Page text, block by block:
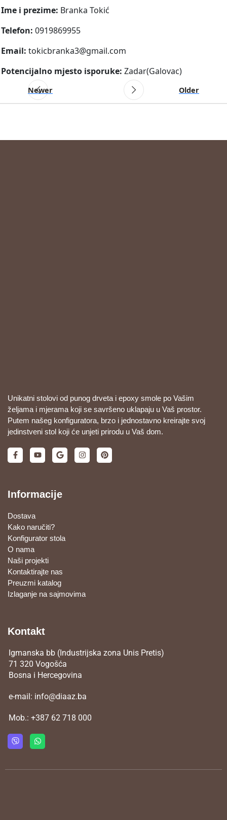
Ime i prezime: Branka Tokić
Telefon: 0919869955
Email: tokicbranka3@gmail.com
Potencijalno mjesto isporuke: Zadar(Galovac)
Newer Older
Unikatni stolovi od punog drveta i epoxy smole po Vašim
željama i mjerama koji se savršeno uklapaju u Vaš prostor.
Putem našeg konfiguratora, brzo i jednostavno kreirajte svoj
jedinstveni stol koji će unjeti prirodu u Vaš dom.
Informacije
Dostava
Kako naručiti?
Konfigurator stola
O nama
Naši projekti
Kontaktirajte nas
Preuzmi katalog
Izlaganje na sajmovima
Kontakt
Igmanska bb (Industrijska zona Unis Pretis)
71 320 Vogošća
Bosna i Hercegovina
e-mail: info@diaaz.ba
Mob.: +387 62 718 000